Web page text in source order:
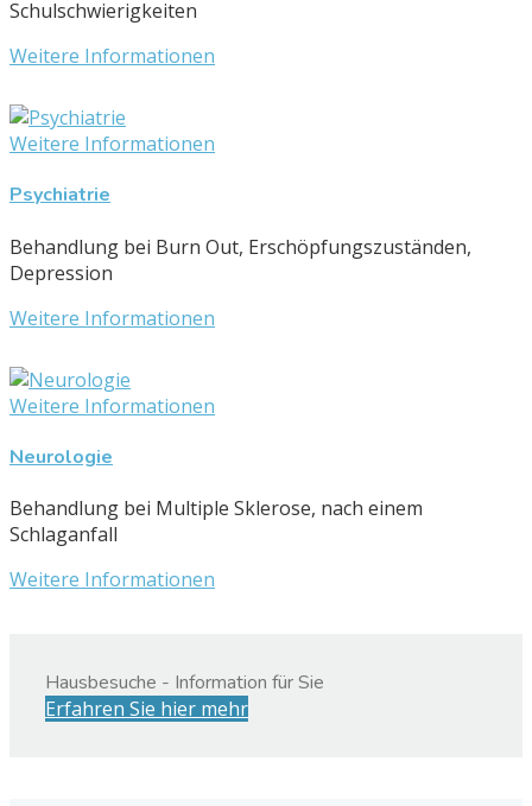
Schulschwierigkeiten
Weitere Informationen
Weitere Informationen
Psychiatrie
Behandlung bei Burn Out, Erschöpfungszuständen,
Depression
Weitere Informationen
Weitere Informationen
Neurologie
Behandlung bei Multiple Sklerose, nach einem
Schlaganfall
Weitere Informationen
Hausbesuche - Information für Sie
Erfahren Sie hier mehr